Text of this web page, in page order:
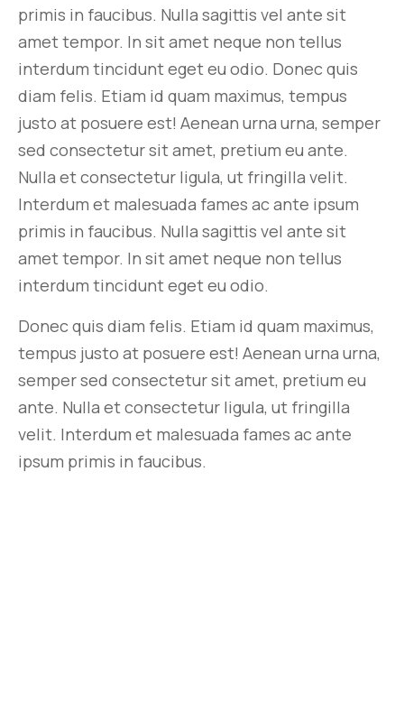
primis in faucibus. Nulla sagittis vel ante sit
amet tempor. In sit amet neque non tellus
interdum tincidunt eget eu odio. Donec quis
diam felis. Etiam id quam maximus, tempus
justo at posuere est! Aenean urna urna, semper
sed consectetur sit amet, pretium eu ante.
Nulla et consectetur ligula, ut fringilla velit.
Interdum et malesuada fames ac ante ipsum
primis in faucibus. Nulla sagittis vel ante sit
amet tempor. In sit amet neque non tellus
interdum tincidunt eget eu odio.
Donec quis diam felis. Etiam id quam maximus,
tempus justo at posuere est! Aenean urna urna,
semper sed consectetur sit amet, pretium eu
ante. Nulla et consectetur ligula, ut fringilla
velit. Interdum et malesuada fames ac ante
ipsum primis in faucibus.